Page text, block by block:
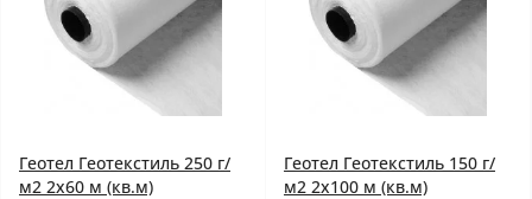
Геотел Геотекстиль 250 г/
м2 2x60 м (кв.м)
Геотел Геотекстиль 150 г/
м2 2x100 м (кв.м)